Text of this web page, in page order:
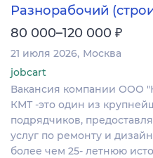
Разнорабочий
80 000–120 000 ₽
21 июля 2026 Москва
jobcart
Вакансия компании ООО
КМТ -это один из
подрядчиков,
услуг по ремонту и
более чем 25- летнюю